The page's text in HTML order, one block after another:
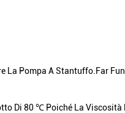
La Pompa A Stantuffo.Far
Di 80 ℃ Poiché La Viscosità